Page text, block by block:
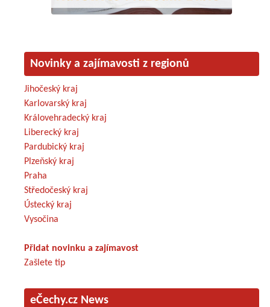
Novinky a zajímavosti z regionů
Jihočeský kraj
Karlovarský kraj
Královehradecký kraj
Liberecký kraj
Pardubický kraj
Plzeňský kraj
Praha
Středočeský kraj
Ústecký kraj
Vysočina
Přidat novinku a zajímavost
Zašlete tip
eČechy.cz News